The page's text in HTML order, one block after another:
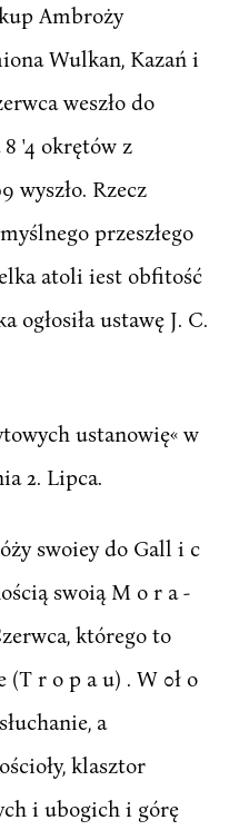
Ambroży
Wulkan, Kazań i
weszło do
'4 okrętów z
wyszło. Rzecz
przeszłego
atoli iest obfitość
ogłosiła ustawę J. C.
ustanowię« w
2. Lipca.
swoiey do Gall i c
swoią M o r a -
którego to
r o p a u) . W 0ł o
a
klasztor
i ubogich i górę